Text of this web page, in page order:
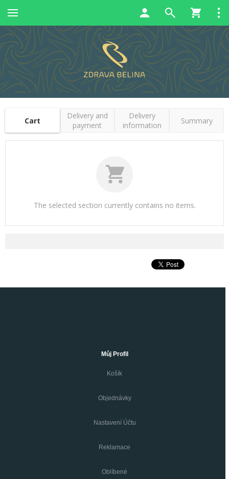
Cart
Delivery and
payment
Delivery
information
Summary
The selected section currently contains no items.
Můj Profil
Košík
Objednávky
Nastavení Účtu
Reklamace
Oblíbené